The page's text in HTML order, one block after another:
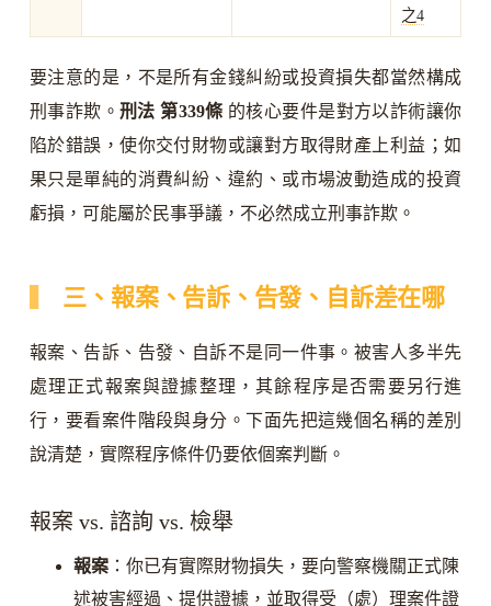
之4
要注意的是，不是所有金錢糾紛或投資損失都當然構成
刑事詐欺。刑法 第339條 的核心要件是對方以詐術讓你
陷於錯誤，使你交付財物或讓對方取得財產上利益；如
果只是單純的消費糾紛、違約、或市場波動造成的投資
虧損，可能屬於民事爭議，不必然成立刑事詐欺。
三、報案、告訴、告發、自訴差在哪
報案、告訴、告發、自訴不是同一件事。被害人多半先
處理正式報案與證據整理，其餘程序是否需要另行進
行，要看案件階段與身分。下面先把這幾個名稱的差別
說清楚，實際程序條件仍要依個案判斷。
報案 vs. 諮詢 vs. 檢舉
報案：你已有實際財物損失，要向警察機關正式陳
述被害經過、提供證據，並取得受（處）理案件證